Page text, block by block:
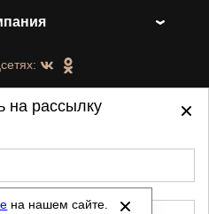
- все права
на нашем сайте.
на рассылку